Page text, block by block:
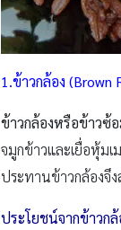
1.ข้าวกล้อง (Brown
ข้าวกล้องหรือข้าวซ้
จมูกข้าวและเยื่อหุ้ม
ประทานข้าวกล้องจึ
ประโยชน์จากข้าวกล้